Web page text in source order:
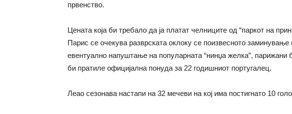
првенство.
Цената која би требало да ја платат челниците од “паркот на
Парис се очекува разврската оклоку се поизвесното
евентуално напуштање на популарната “нинџа желка”,
би пратиле официјална понуда за 22 годишниот португалец.
Леао сезонава настапи на 32 мечеви на кој има постигнато 10